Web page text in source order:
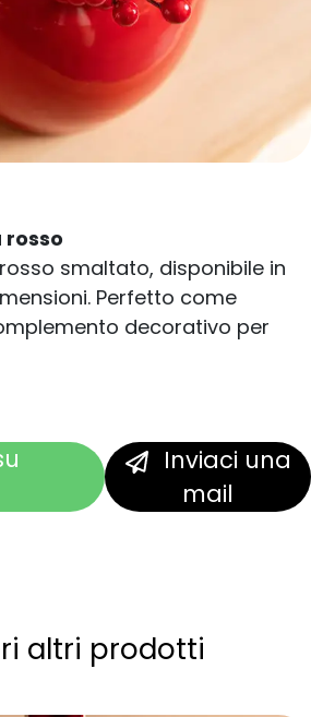
smaltato, disponibile in
Perfetto come
decorativo per
mail
altri prodotti